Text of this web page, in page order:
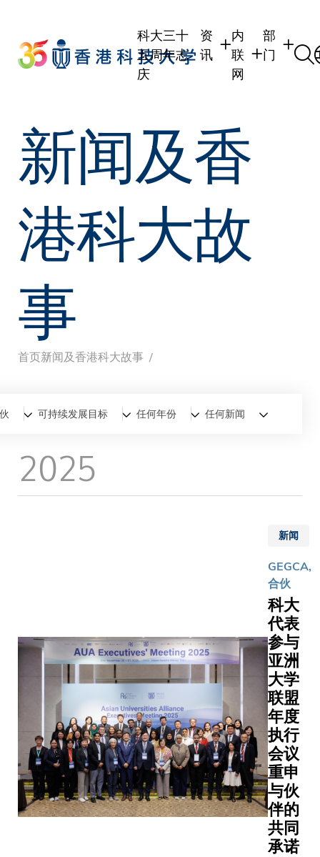
main
content
科大三十
五周年志
庆
资
讯
校友
传媒
公众
内
联
网
校友内联网
部
门
新闻及香
港科大故
事
面
包
屑
首页新闻及香港科大故事
全部新闻香港科大故事
可持续发展目标 任何年份 任何新闻
2025
新闻
GEGCA,
合伙
科大
代表
参与
亚洲
大学
联盟
年度
执行
会议
重申
与伙
伴的
共同
承诺